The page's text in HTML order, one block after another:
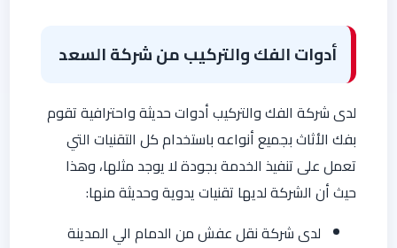
أدوات الفك والتركيب من شركة السعد
لدى شركة الفك والتركيب أدوات حديثة واحترافية تقوم
بفك الأثاث بجميع أنواعه باستخدام كل التقنيات التي
تعمل على تنفيذ الخدمة بجودة لا يوجد مثلها، وهذا
حيث أن الشركة لديها تقنيات يدوية وحديثة منها:
لدى شركة نقل عفش من الدمام الي المدينة